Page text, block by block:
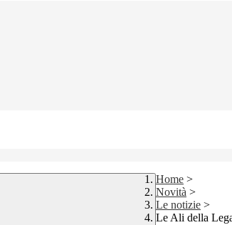
Home >
Novità >
Le notizie >
Le Ali della